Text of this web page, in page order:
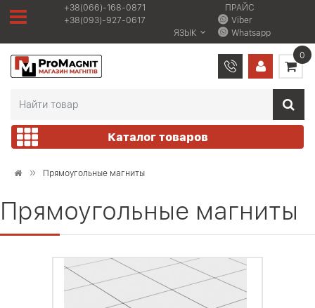
+38(066)-168-0871
+38(093)-927-0617
ЯЗЫК
ПРАЙС
Viber
Whatsapp
Каталог товаров
0
Прямоугольные магниты
Прямоугольные магниты